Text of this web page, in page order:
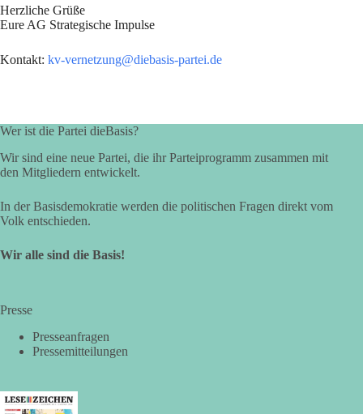
Herzliche Grüße
Eure AG Strategische Impulse
Kontakt: kv-vernetzung@diebasis-partei.de
Wer ist die Partei dieBasis?
Wir sind eine neue Partei, die ihr Parteiprogramm zusammen mit
den Mitgliedern entwickelt.
In der Basisdemokratie werden die politischen Fragen direkt vom
Volk entschieden.
Wir alle sind die Basis!
Presse
Presseanfragen
Pressemitteilungen